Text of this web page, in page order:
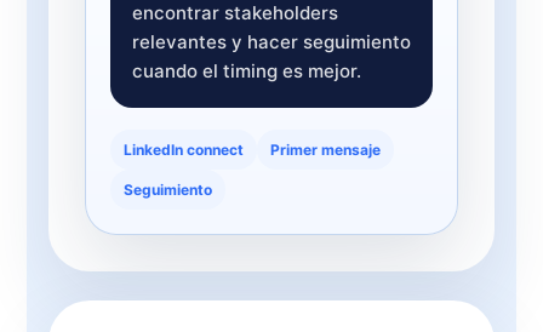
encontrar stakeholders
relevantes y hacer seguimiento
cuando el timing es mejor.
LinkedIn connect Primer mensaje
Seguimiento